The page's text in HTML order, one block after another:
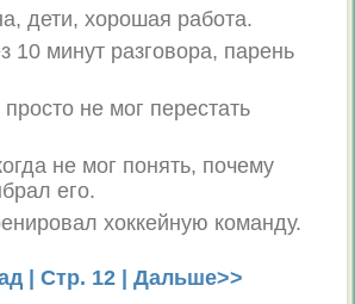
дети, хорошая работа.
10 минут разговора, парень
не мог перестать
не мог понять, почему
его.
хоккейную команду.
| Стр. 12 | Дальше>>